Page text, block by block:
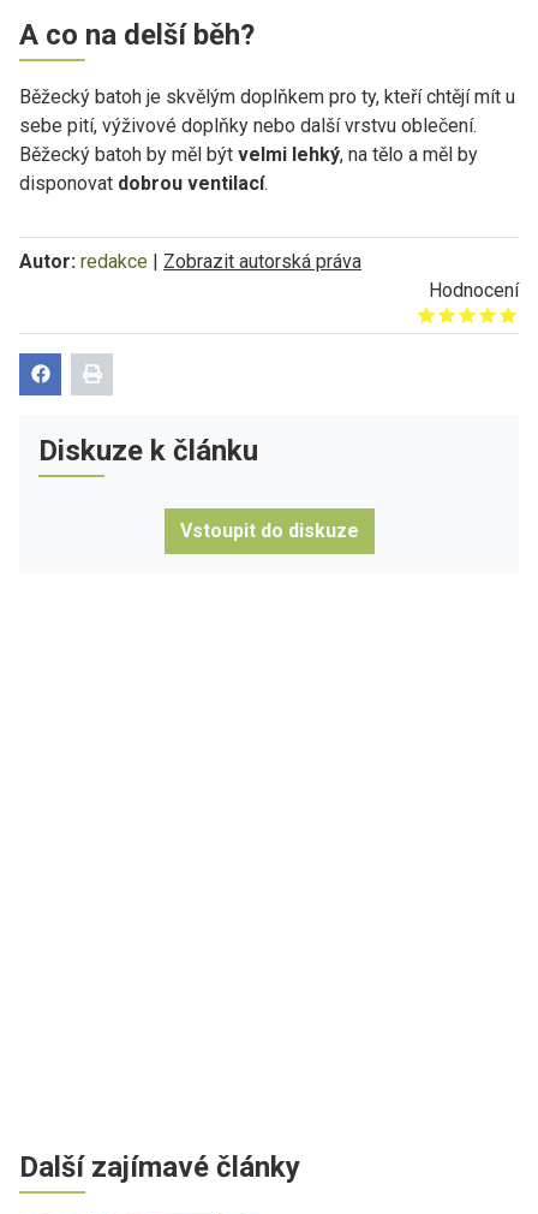
A co na delší běh?
Běžecký batoh je skvělým doplňkem pro ty, kteří chtějí mít u
sebe pití, výživové doplňky nebo další vrstvu oblečení.
Běžecký batoh by měl být velmi lehký, na tělo a měl by
disponovat dobrou ventilací.
Autor: redakce | Zobrazit autorská práva
Hodnocení
Give it 1/5
Give it 2/5
Give it 3/5
Give it 4/5
Give it 5/5
Diskuze k článku
Vstoupit do diskuze
Další zajímavé články